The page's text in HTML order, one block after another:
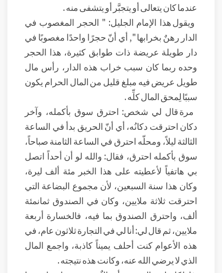
عندما كان يتعالى أو يتجبَّر أو يتشفى منه .
ويقول هذا الإمام الجليل: " الحجر المغصوب في
الدار رهنٌ بخرابها ", أي أنّ حجرًا واحدًا مغصوبًا في
دار طويلة عريضة ذات طوابق كثيرة، هذا الحجر
وحده ربما كان سبب خراب هذه الدار، رأس مال
طويل عريض فيه مبلغ قليل من المال الحرام يكون
سببًا لِمحق المال كلِّه .
مرة قال لي شخص: احترق سوق بأكمله، وآخر
دكان احترقت دكانُه، أي أنّ الحريق بدأ في الساعة
الثالثة ليلاً، ومحلّه احترق في الساعة الثامنة صباحاً،
سوق بأكمله احترق، فقال: والله لو أن أحداً اتصل
بي هاتفياً لأعطيته على هذا الخبر مئة ألف ليرة،
وكان هذا سنة السبعين، لأن مجموع البضاعة التي
احترقت ثلاثة ملايين، وكان في الصندوق ثمانمئة
ألف، واحترق الصندوق بما فيه، فالخسارة أربعة
ملايين، ثم قال لي: أنا لي في التجارة ثلاثون عام، في
هذه الأعوام كنت أحلف يميناً كاذبة، واجمع المال
الذي لا يرضي الله عنه، وكانت هذه نتيجته .